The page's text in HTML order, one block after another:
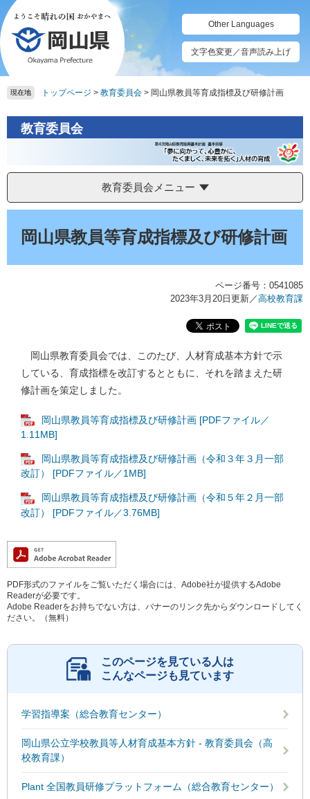
ペ
ー
ジ
の
先
頭
メ
ニ
ュ
ー
を
飛
本
Other Languages
文字色変更／音声読み上げ
現在地 トップページ > 教育委員会 > 岡山県教員等育成指標及び研修計画
教育委員会
教育委員会メニュー
岡山県教員等育成指標及び研修計画
ページ番号：0541085
2023年3月20日更新 ／高校教育課
岡山県教育委員会では、このたび、人材育成基本方針で示
している、育成指標を改訂するとともに、それを踏まえた研
修計画を策定しました。
岡山県教員等育成指標及び研修計画 [PDFファイル／
1.11MB]
岡山県教員等育成指標及び研修計画（令和３年３月一部
改訂） [PDFファイル／1MB]
岡山県教員等育成指標及び研修計画（令和５年２月一部
改訂） [PDFファイル／3.76MB]
PDF形式のファイルをご覧いただく場合には、Adobe社が提供するAdobe
Readerが必要です。
Adobe Readerをお持ちでない方は、バナーのリンク先からダウンロードしてく
ださい。（無料）
このページを見ている人は
こんなページも見ています
学習指導案（総合教育センター）
岡山県公立学校教員等人材育成基本方針 - 教育委員会（高
校教育課）
Plant 全国教員研修プラットフォーム（総合教育センター）